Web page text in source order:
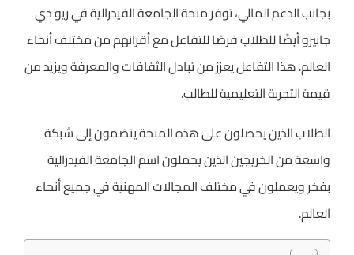
بجانب الدعم المالي، توفر منحة الجامعة الفيدرالية في ريو دي
جانيرو أيضًا للطلاب فرصًا للتفاعل مع أقرانهم من مختلف أنحاء
العالم. هذا التفاعل يعزز من تبادل الثقافات والمعرفة ويزيد من
قيمة التجربة التعليمية للطالب.
الطلاب الذين يحصلون على هذه المنحة ينضمون إلى شبكة
واسعة من الخريجين الذين يحملون اسم الجامعة الفيدرالية
بفخر ويعملون في مختلف المجالات المهنية في جميع أنحاء
العالم.